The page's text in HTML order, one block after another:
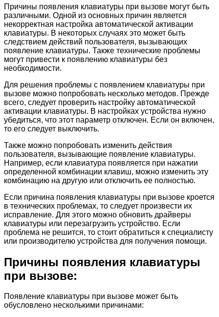
Причины появления клавиатуры при вызове могут быть
различными. Одной из основных причин является
некорректная настройка автоматической активации
клавиатуры. В некоторых случаях это может быть
следствием действий пользователя, вызывающих
появление клавиатуры. Также технические проблемы
могут привести к появлению клавиатуры без
необходимости.
Для решения проблемы с появлением клавиатуры при
вызове можно попробовать несколько методов. Прежде
всего, следует проверить настройку автоматической
активации клавиатуры. В настройках устройства нужно
убедиться, что этот параметр отключен. Если он включен,
то его следует выключить.
Также можно попробовать изменить действия
пользователя, вызывающие появление клавиатуры.
Например, если клавиатура появляется при нажатии
определенной комбинации клавиш, можно изменить эту
комбинацию на другую или отключить ее полностью.
Если причина появления клавиатуры при вызове кроется
в технических проблемах, то следует произвести их
исправление. Для этого можно обновить драйверы
клавиатуры или перезагрузить устройство. Если
проблема не решится, то стоит обратиться к специалисту
или производителю устройства для получения помощи.
Причины появления клавиатуры
при вызове:
Появление клавиатуры при вызове может быть
обусловлено несколькими причинами: